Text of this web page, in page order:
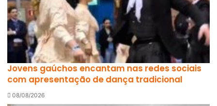
Jovens gaúchos encantam nas redes sociais
com apresentação de dança tradicional
08/08/2026